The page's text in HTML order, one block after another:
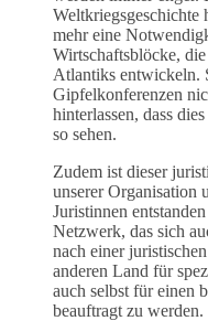
Weltkriegsgeschichte
mehr eine
Wirtschaftsblöcke,
Atlantiks entwickeln.
Gipfelkonferenzen
hinterlassen, dass
so sehen.
Zudem ist dieser
unserer Organisation
Juristinnen
Netzwerk, das sich
nach einer
anderen Land für
auch selbst für einen
beauftragt zu werden.